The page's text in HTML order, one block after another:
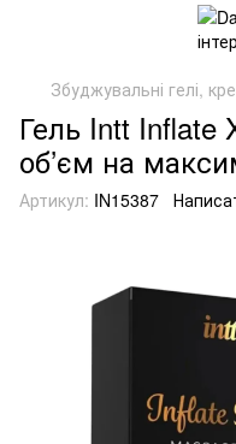
Збуджувальні гелі,
Гель Intt Inflate
об’єм на
Артикул: IN15387